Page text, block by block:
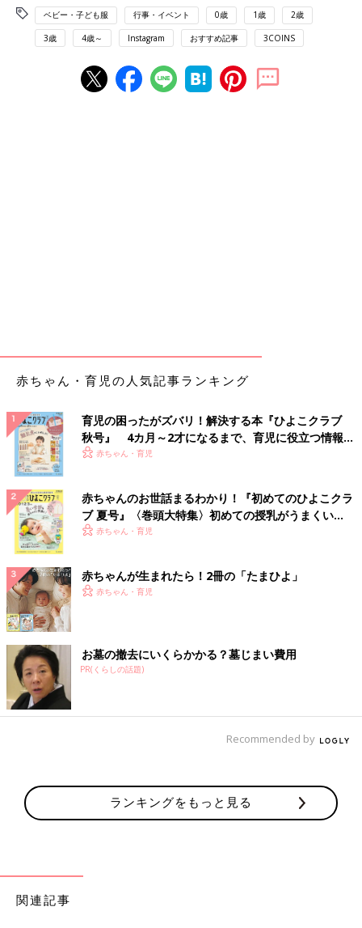
ベビー・子ども服 行事・イベント 0歳 1歳 2歳
3歳 4歳～ Instagram おすすめ記事 3COINS
赤ちゃん・育児の人気記事ランキング
育児の困ったがズバリ！解決する本『ひよこクラブ
秋号』 4カ月～2才になるまで、育児に役立つ情報が
いっぱい！
赤ちゃん・育児
赤ちゃんのお世話まるわかり！『初めてのひよこクラ
ブ 夏号』〈巻頭大特集〉初めての授乳がうまくい
く！ おっぱい・ミルクの基本と夏のトラブル 解決テ
赤ちゃん・育児
赤ちゃんが生まれたら！2冊の「たまひよ」
赤ちゃん・育児
お墓の撤去にいくらかかる？墓じまい費用
PR(くらしの話題)
Recommended by
ランキングをもっと見る
関連記事